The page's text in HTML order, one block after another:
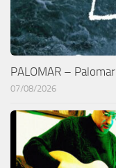
PALOMAR – Palomar
07/08/2026